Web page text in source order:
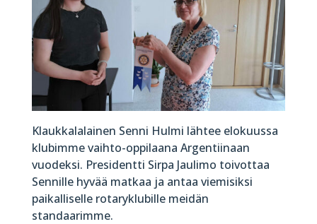
Klaukkalalainen Senni Hulmi lähtee elokuussa
klubimme vaihto-oppilaana Argentiinaan
vuodeksi. Presidentti Sirpa Jaulimo toivottaa
Sennille hyvää matkaa ja antaa viemisiksi
paikalliselle rotaryklubille meidän
standaarimme.